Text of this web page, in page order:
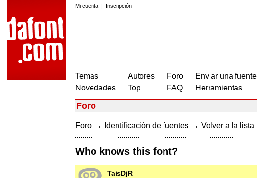
Mi cuenta | Inscripción
Temas
Novedades
Autores
Top
Foro
FAQ
Enviar una fuente
Herramientas
Foro
Foro → Identificación de fuentes → Volver a la lista
Who knows this font?
TaisDjR